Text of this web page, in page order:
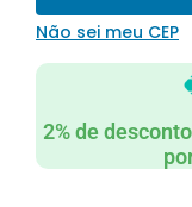
Não sei meu CEP
2% de